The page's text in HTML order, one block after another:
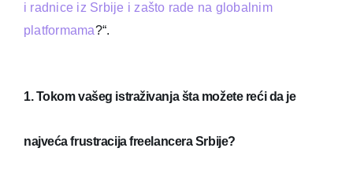
i radnice iz Srbije i zašto rade na globalnim
platformama?“.
1. Tokom vašeg istraživanja šta možete reći da je
najveća frustracija freelancera Srbije?